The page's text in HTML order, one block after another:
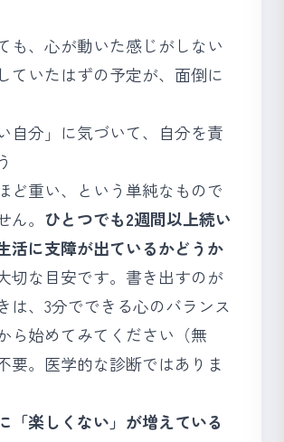
も、心が動いた感じがしない
ていたはずの予定が、面倒に
自分」に気づいて、自分を責
ど重い、という単純なもので
ん。 ひとつでも2週間以上続い
活に支障が出ているかどうか
切な目安です。書き出すのが
は、3分でできる心のバランス
ら始めてみてください（無
要。医学的な診断ではありま
「楽しくない」が増えている